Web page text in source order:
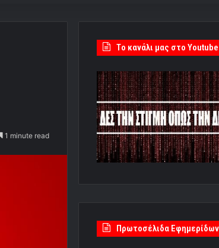
1 minute read
Tο κανάλι μας στο Youtube
Πρωτοσέλιδα Εφημερίδων